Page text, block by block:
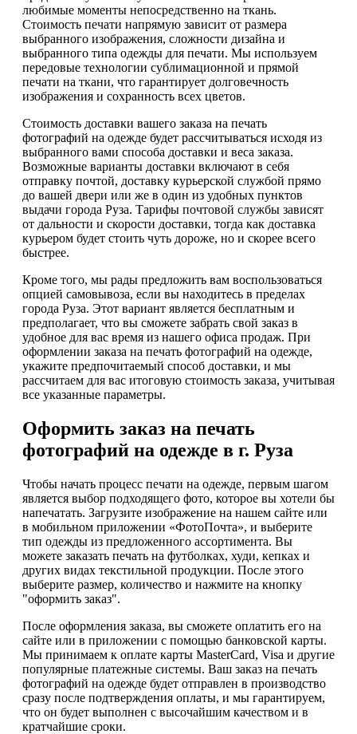
любимые моменты непосредственно на ткань.
Стоимость печати напрямую зависит от размера
выбранного изображения, сложности дизайна и
выбранного типа одежды для печати. Мы используем
передовые технологии сублимационной и прямой
печати на ткани, что гарантирует долговечность
изображения и сохранность всех цветов.
Стоимость доставки вашего заказа на печать
фотографий на одежде будет рассчитываться исходя из
выбранного вами способа доставки и веса заказа.
Возможные варианты доставки включают в себя
отправку почтой, доставку курьерской службой прямо
до вашей двери или же в один из удобных пунктов
выдачи города Руза. Тарифы почтовой службы зависят
от дальности и скорости доставки, тогда как доставка
курьером будет стоить чуть дороже, но и скорее всего
быстрее.
Кроме того, мы рады предложить вам воспользоваться
опцией самовывоза, если вы находитесь в пределах
города Руза. Этот вариант является бесплатным и
предполагает, что вы сможете забрать свой заказ в
удобное для вас время из нашего офиса продаж. При
оформлении заказа на печать фотографий на одежде,
укажите предпочитаемый способ доставки, и мы
рассчитаем для вас итоговую стоимость заказа, учитывая
все указанные параметры.
Оформить заказ на печать
фотографий на одежде в г. Руза
Чтобы начать процесс печати на одежде, первым шагом
является выбор подходящего фото, которое вы хотели бы
напечатать. Загрузите изображение на нашем сайте или
в мобильном приложении «ФотоПочта», и выберите
тип одежды из предложенного ассортимента. Вы
можете заказать печать на футболках, худи, кепках и
других видах текстильной продукции. После этого
выберите размер, количество и нажмите на кнопку
"оформить заказ".
После оформления заказа, вы сможете оплатить его на
сайте или в приложении с помощью банковской карты.
Мы принимаем к оплате карты MasterCard, Visa и другие
популярные платежные системы. Ваш заказ на печать
фотографий на одежде будет отправлен в производство
сразу после подтверждения оплаты, и мы гарантируем,
что он будет выполнен с высочайшим качеством и в
кратчайшие сроки.